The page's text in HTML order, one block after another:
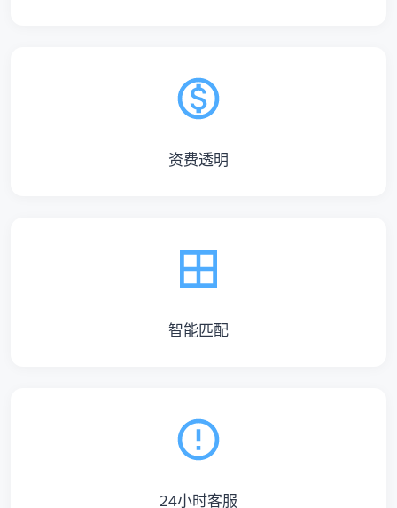
资费透明
智能匹配
24小时客服